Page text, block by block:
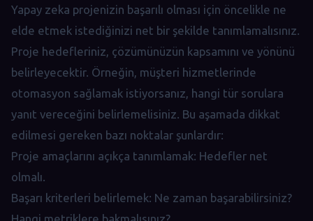
Yapay zeka projenizin başarılı olması için öncelikle ne
elde etmek istediğinizi net bir şekilde tanımlamalısınız.
Proje hedefleriniz, çözümünüzün kapsamını ve yönünü
belirleyecektir. Örneğin, müşteri hizmetlerinde
otomasyon sağlamak istiyorsanız, hangi tür sorulara
yanıt vereceğini belirlemelisiniz. Bu aşamada dikkat
edilmesi gereken bazı noktalar şunlardır:
Proje amaçlarını açıkça tanımlamak: Hedefler net
olmalı.
Başarı kriterleri belirlemek: Ne zaman başarabilirsiniz?